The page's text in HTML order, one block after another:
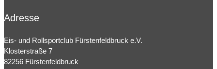
Adresse
Eis- und Rollsportclub Fürstenfeldbruck e.V.
Klosterstraße 7
82256 Fürstenfeldbruck